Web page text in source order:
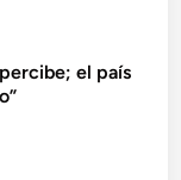
el país